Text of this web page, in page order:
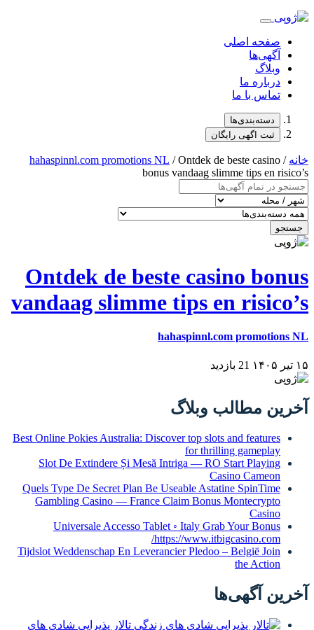
صفحه اصلی
آگهی‌ها
وبلاگ
درباره ما
تماس با ما
دسته‌بندی‌ها
ثبت اگهی رایگان
خانه /
hahaspinnl.com promotions NL / Ontdek de beste casino
bonus vandaag slimme tips en risico’s
جستجو
Ontdek de beste casino bonus
vandaag slimme tips en risico’s
hahaspinnl.com promotions NL
۱۵ تیر ۱۴۰۵ 21 بازدید
آخرین مطالب وبلاگ
Best Online Pokies Australia: Discover top slots and features
for thrilling gameplay
Slot De Extindere Și Mesă Intriga — RO Start Playing
Casino Cameon
Quels Type De Secret Plan Be Useable Astatine SpinTime
Gambling Casino — France Claim Bonus Montecrypto
Casino
Universale Accesso Tablet ◦ Italy Grab Your Bonus
https://www.itbigcasino.com/
Tijdslot Weddenschap En Leverancier Pledoo – België Join
the Action
آخرین آگهی‌ها
تالار پذیرایی شادی های